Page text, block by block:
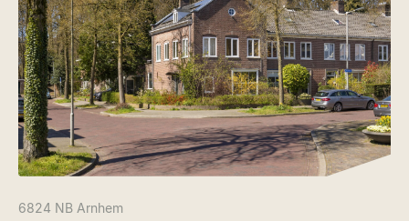
6824 NBArnhem